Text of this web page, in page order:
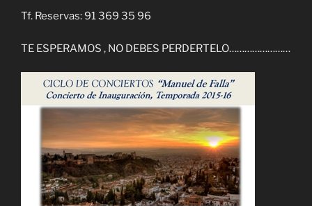
Tf. Reservas: 91 369 35 96
TE ESPERAMOS , NO DEBES PERDERTELO……………………